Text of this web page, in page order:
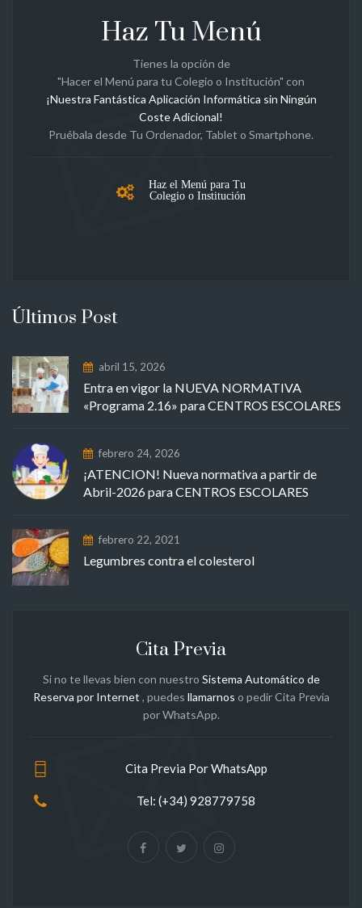
Haz Tu Menú
Tienes la opción de
"Hacer el Menú para tu Colegio o Institución" con
¡Nuestra Fantástica Aplicación Informática sin Ningún
Coste Adicional!
Pruébala desde Tu Ordenador, Tablet o Smartphone.
Haz el Menú para Tu
Colegio o Institución
Últimos Post
abril 15, 2026
Entra en vigor la NUEVA NORMATIVA
«Programa 2.16» para CENTROS ESCOLARES
febrero 24, 2026
¡ATENCION! Nueva normativa a partir de
Abril-2026 para CENTROS ESCOLARES
febrero 22, 2021
Legumbres contra el colesterol
Cita Previa
Si no te llevas bien con nuestro Sistema Automático de
Reserva por Internet , puedes llamarnos o pedir Cita Previa
por WhatsApp.
Cita Previa Por WhatsApp
Tel: (+34) 928779758